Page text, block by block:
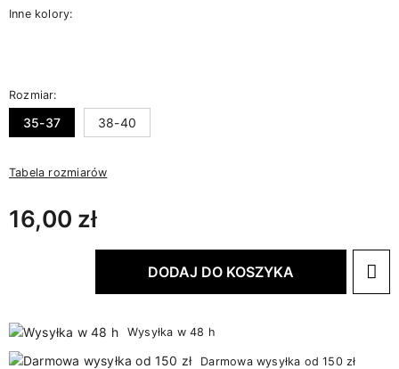
Inne kolory:
Rozmiar:
35-37 38-40
Tabela rozmiarów
16,00 zł
DODAJ DO KOSZYKA
Wysyłka w 48 h
Darmowa wysyłka od 150 zł